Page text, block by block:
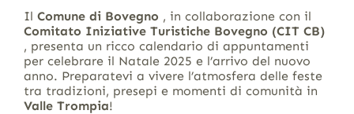
Il Comune di Bovegno , in collaborazione con il
Comitato Iniziative Turistiche Bovegno (CIT CB)
, presenta un ricco calendario di appuntamenti
per celebrare il Natale 2025 e l’arrivo del nuovo
anno. Preparatevi a vivere l’atmosfera delle feste
tra tradizioni, presepi e momenti di comunità in
Valle Trompia!